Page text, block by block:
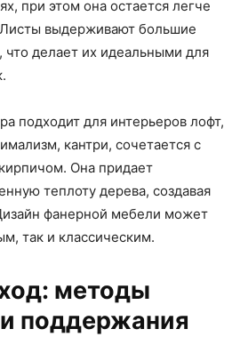
при этом она остается легче
выдерживают большие
что делает их идеальными для
подходит для интерьеров лофт,
кантри, сочетается с
Она придает
теплоту дерева, создавая
фанерной мебели может
так и классическим.
методы
поддержания